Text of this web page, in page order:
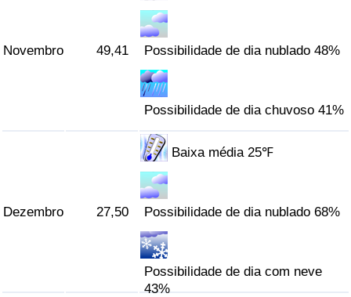
Novembro 49,41 Possibilidade de dia nublado 48%
Possibilidade de dia chuvoso 41%
Dezembro 27,50
Baixa média 25℉
Possibilidade de dia nublado 68%
Possibilidade de dia com neve
43%